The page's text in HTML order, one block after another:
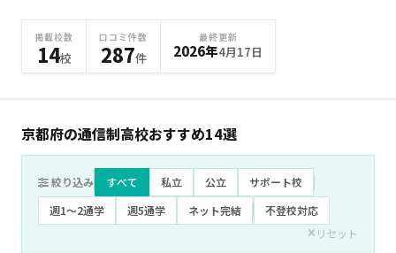
掲載校数
14校
口コミ件数
287件
最終更新
2026年4月17日
京都府の通信制高校おすすめ14選
絞り込み すべて 私立 公立
サポート校
週1〜2通学
週5通学 ネット完結
不登校対応
リセット